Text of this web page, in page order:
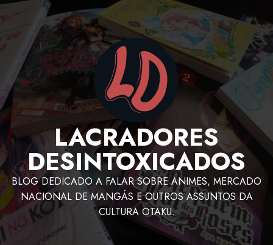
LACRADORES
DESINTOXICADOS
BLOG DEDICADO A FALAR SOBRE ANIMES, MERCADO
NACIONAL DE MANGÁS E OUTROS ASSUNTOS DA
CULTURA OTAKU.